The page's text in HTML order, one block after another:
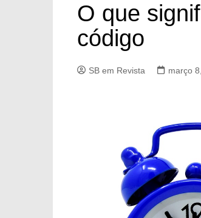
O que
código
SB em Revista março